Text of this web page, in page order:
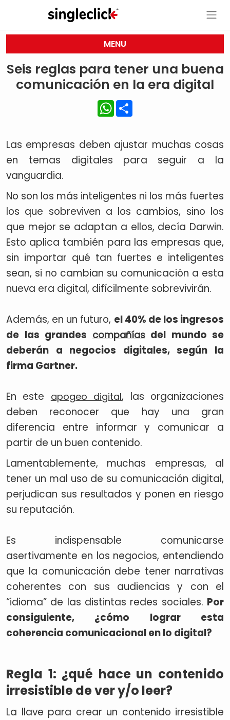
MENU
Seis reglas para tener una buena
comunicación en la era digital
WhatsApp
Las empresas deben ajustar muchas cosas
en temas digitales para seguir a la
vanguardia.
No son los más inteligentes ni los más fuertes
los que sobreviven a los cambios, sino los
que mejor se adaptan a ellos, decía Darwin.
Esto aplica también para las empresas que,
sin importar qué tan fuertes e inteligentes
sean, si no cambian su comunicación a esta
nueva era digital, difícilmente sobrevivirán.
Además, en un futuro, el 40% de los ingresos
de las grandes compañíasdel mundo se
deberán a negocios digitales, según la
firma Gartner.
En este apogeo digital, las organizaciones
deben reconocer que hay una gran
diferencia entre informar y comunicar a
partir de un buen contenido.
Lamentablemente, muchas empresas, al
tener un mal uso de su comunicación digital,
perjudican sus resultados y ponen en riesgo
su reputación.
Es indispensable comunicarse
asertivamente en los negocios, entendiendo
que la comunicación debe tener narrativas
coherentes con sus audiencias y con el
“idioma” de las distintas redes sociales. Por
consiguiente, ¿cómo lograr esta
coherencia comunicacional en lo digital?
Regla 1: ¿qué hace un contenido
irresistible de ver y/o leer?
La llave para crear un contenido irresistible